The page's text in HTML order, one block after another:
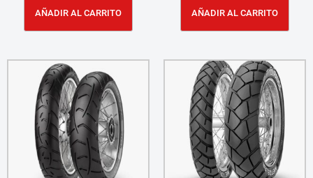
AÑADIR AL CARRITO AÑADIR AL CARRITO